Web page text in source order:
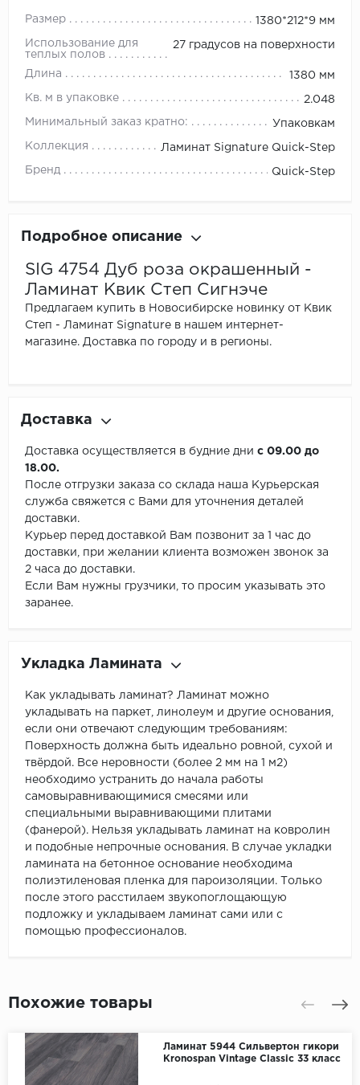
Размер 1380*212*9 мм
Использование для
теплых полов
27 градусов на поверхности
Длина 1380 мм
Кв. м в упаковке 2.048
Минимальный заказ кратно: Упаковкам
Коллекция Ламинат Signature Quick-Step
Бренд Quick-Step
Подробное описание
SIG 4754 Дуб роза окрашенный -
Ламинат Квик Степ Сигнэче
Предлагаем купить в Новосибирске новинку от Квик
Степ - Ламинат Signature в нашем интернет-
магазине. Доставка по городу и в регионы.
Доставка
Доставка осуществляется в будние дни с 09.00 до
18.00.
После отгрузки заказа со склада наша Курьерская
служба свяжется с Вами для уточнения деталей
доставки.
Курьер перед доставкой Вам позвонит за 1 час до
доставки, при желании клиента возможен звонок за
2 часа до доставки.
Если Вам нужны грузчики, то просим указывать это
заранее.
Укладка Ламината
Как укладывать ламинат? Ламинат можно
укладывать на паркет, линолеум и другие основания,
если они отвечают следующим требованиям:
Поверхность должна быть идеально ровной, сухой и
твёрдой. Все неровности (более 2 мм на 1 м2)
необходимо устранить до начала работы
самовыравнивающимися смесями или
специальными выравнивающими плитами
(фанерой). Нельзя укладывать ламинат на ковролин
и подобные непрочные основания. В случае укладки
ламината на бетонное основание необходима
полиэтиленовая пленка для пароизоляции. Только
после этого расстилаем звукопоглощающую
подложку и укладываем ламинат сами или с
помощью профессионалов.
Похожие товары
Ламинат 5944 Сильвертон гикори
Kronospan Vintage Classic 33 класс